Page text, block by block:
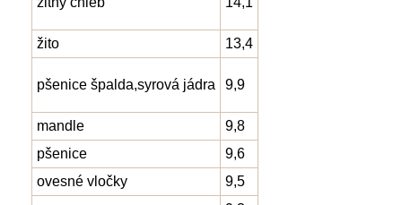
žito 13,4
pšenice špalda,syrová jádra 9,9
mandle
9,8
pšenice
9,6
ovesné vločky
9,5